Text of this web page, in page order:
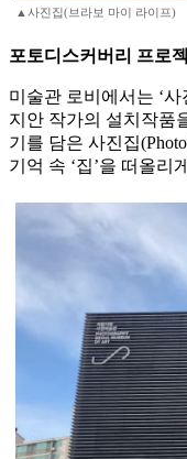
▲사진집(브라보 마이 라이프)
포토디스커버리 프로
미술관 로비에서는 ‘사
지안 작가의 설치작품
기를 담은 사진집
기억 속 ‘집’을 떠올리